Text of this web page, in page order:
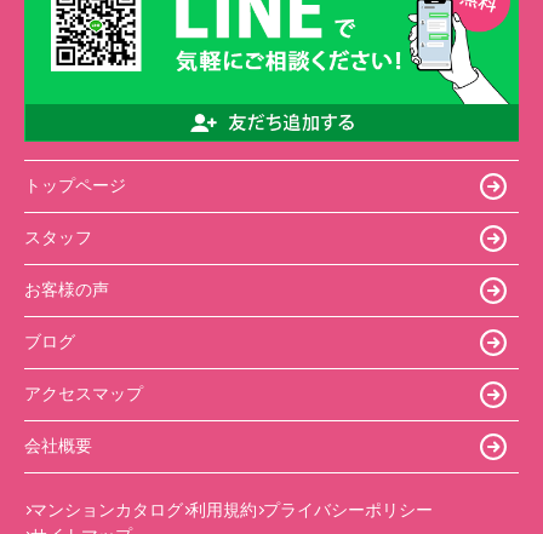
トップページ
スタッフ
お客様の声
ブログ
アクセスマップ
会社概要
マンションカタログ 利用規約 プライバシーポリシー